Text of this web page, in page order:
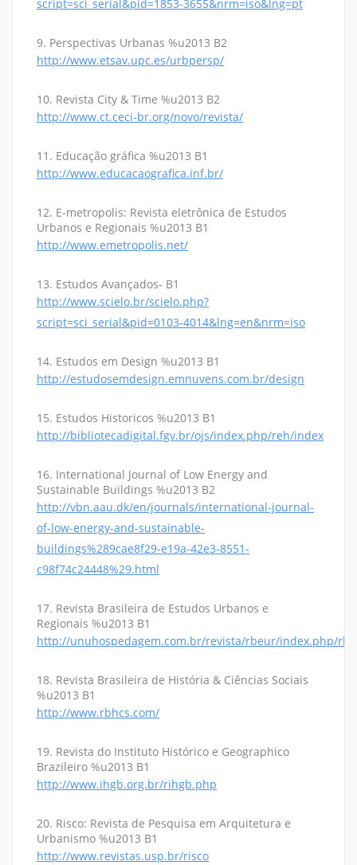
script=sci_serial&pid=1853-3655&nrm=iso&lng=pt
9. Perspectivas Urbanas %u2013 B2
http://www.etsav.upc.es/urbpersp/
10. Revista City & Time %u2013 B2
http://www.ct.ceci-br.org/novo/revista/
11. Educação gráfica %u2013 B1
http://www.educacaografica.inf.br/
12. E-metropolis: Revista eletrônica de Estudos
Urbanos e Regionais %u2013 B1
http://www.emetropolis.net/
13. Estudos Avançados- B1
http://www.scielo.br/scielo.php?
script=sci_serial&pid=0103-4014&lng=en&nrm=iso
14. Estudos em Design %u2013 B1
http://estudosemdesign.emnuvens.com.br/design
15. Estudos Historicos %u2013 B1
http://bibliotecadigital.fgv.br/ojs/index.php/reh/index
16. International Journal of Low Energy and
Sustainable Buildings %u2013 B2
http://vbn.aau.dk/en/journals/international-journal-
of-low-energy-and-sustainable-
buildings%289cae8f29-e19a-42e3-8551-
c98f74c24448%29.html
17. Revista Brasileira de Estudos Urbanos e
Regionais %u2013 B1
http://unuhospedagem.com.br/revista/rbeur/index.php/
18. Revista Brasileira de História & Ciências Sociais
%u2013 B1
http://www.rbhcs.com/
19. Revista do Instituto Histórico e Geographico
Brazileiro %u2013 B1
http://www.ihgb.org.br/rihgb.php
20. Risco: Revista de Pesquisa em Arquitetura e
Urbanismo %u2013 B1
http://www.revistas.usp.br/risco